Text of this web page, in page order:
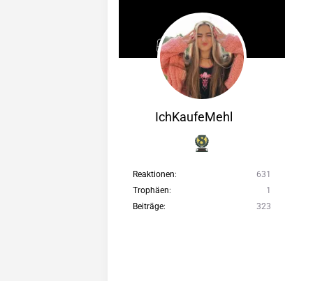
IchKaufeMehl
Reaktionen
631
Trophäen
1
Beiträge
323